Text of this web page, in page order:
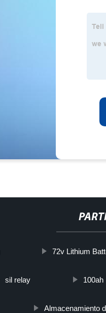
72v Lithium
sil relay 100ah
Almacenamiento